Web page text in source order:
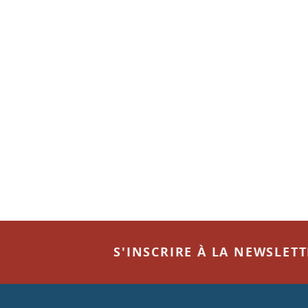
S'INSCRIRE À LA